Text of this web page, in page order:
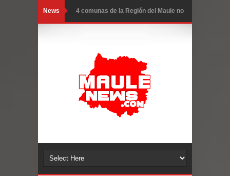
News 4 comunas de la Región del Maule no
riesgo de desastres
Festival Vórtice llega a Talca con
conciertos, feria y charlas en torno a
municipios para postulación